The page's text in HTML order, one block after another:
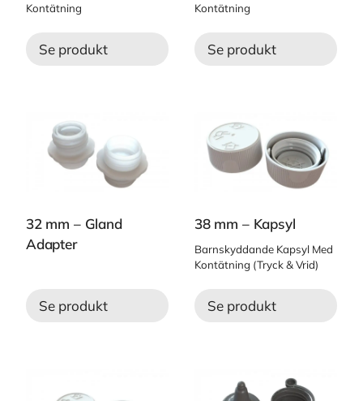
Kontätning
Se produkt
Kontätning
Se produkt
32 mm – Gland
Adapter
Se produkt
38 mm – Kapsyl
Barnskyddande Kapsyl Med
Kontätning (Tryck & Vrid)
Se produkt